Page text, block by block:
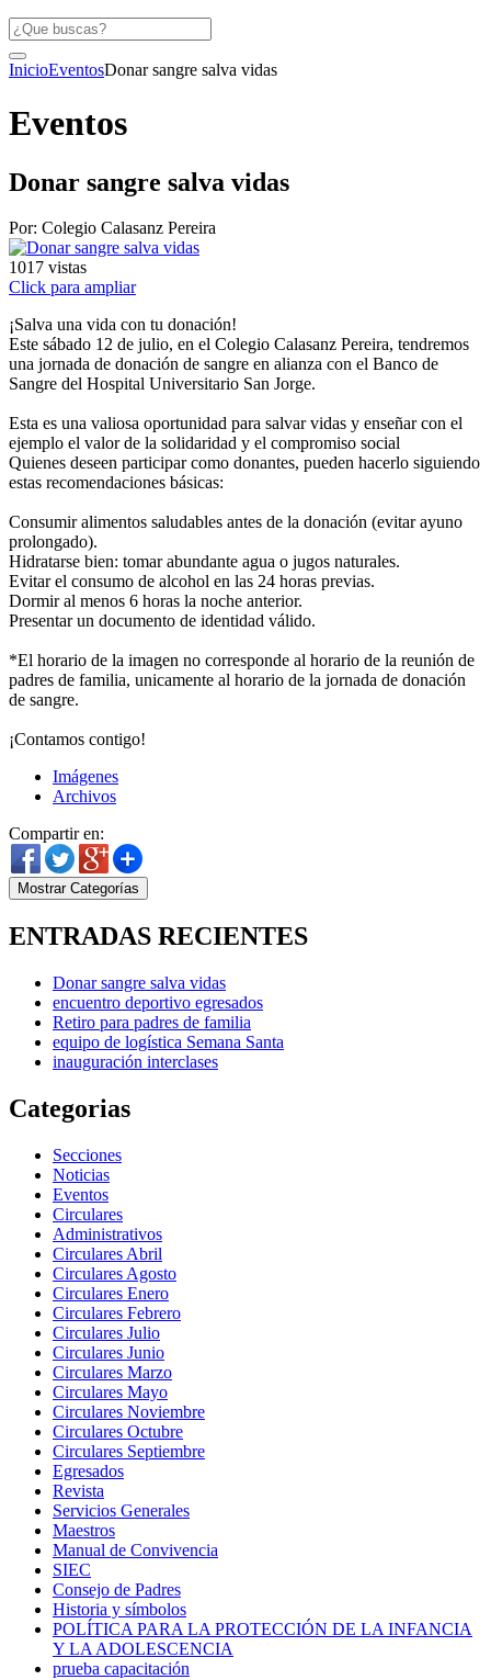
InicioEventosDonar sangre salva vidas
Eventos
Donar sangre salva vidas
Por: Colegio Calasanz Pereira
1017 vistas
Click para ampliar
¡Salva una vida con tu donación!
Este sábado 12 de julio, en el Colegio Calasanz Pereira, tendremos
una jornada de donación de sangre en alianza con el Banco de
Sangre del Hospital Universitario San Jorge.
Esta es una valiosa oportunidad para salvar vidas y enseñar con el
ejemplo el valor de la solidaridad y el compromiso social
Quienes deseen participar como donantes, pueden hacerlo siguiendo
estas recomendaciones básicas:
Consumir alimentos saludables antes de la donación (evitar ayuno
prolongado).
Hidratarse bien: tomar abundante agua o jugos naturales.
Evitar el consumo de alcohol en las 24 horas previas.
Dormir al menos 6 horas la noche anterior.
Presentar un documento de identidad válido.
*El horario de la imagen no corresponde al horario de la reunión de
padres de familia, unicamente al horario de la jornada de donación
de sangre.
¡Contamos contigo!
Imágenes
Archivos
Compartir en:
Mostrar Categorías
ENTRADAS RECIENTES
Donar sangre salva vidas
encuentro deportivo egresados
Retiro para padres de familia
equipo de logística Semana Santa
inauguración interclases
Categorias
Secciones
Noticias
Eventos
Circulares
Administrativos
Circulares Abril
Circulares Agosto
Circulares Enero
Circulares Febrero
Circulares Julio
Circulares Junio
Circulares Marzo
Circulares Mayo
Circulares Noviembre
Circulares Octubre
Circulares Septiembre
Egresados
Revista
Servicios Generales
Maestros
Manual de Convivencia
SIEC
Consejo de Padres
Historia y símbolos
POLÍTICA PARA LA PROTECCIÓN DE LA INFANCIA
Y LA ADOLESCENCIA
prueba capacitación